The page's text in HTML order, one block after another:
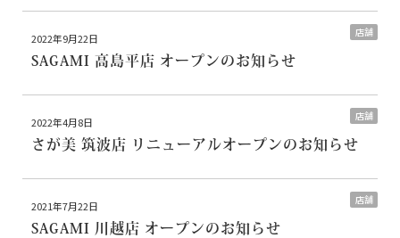
店舗
2022年9月22日
SAGAMI 高島平店 オープンのお知らせ
店舗
2022年4月8日
さが美 筑波店 リニューアルオープンのお知らせ
店舗
2021年7月22日
SAGAMI 川越店 オープンのお知らせ